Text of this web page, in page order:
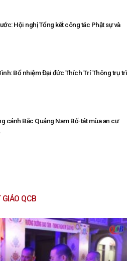
Hội nghị Tổng kết công tác Phật sự và
Bổ nhiệm Đại đức Thích Trí Thông trụ trì
cánh Bắc Quảng Nam Bố-tát mùa an cư
QCB